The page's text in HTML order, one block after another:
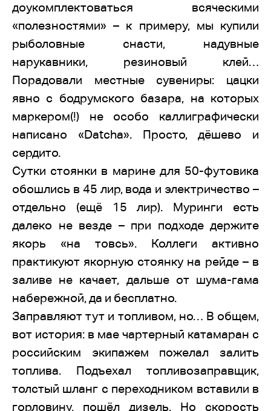
доукомплектоваться всяческими
«полезностями» – к примеру, мы купили
рыболовные снасти, надувные
нарукавники, резиновый клей…
Порадовали местные сувениры: цацки
явно с бодрумского базара, на которых
маркером(!) не особо каллиграфически
написано «Datcha». Просто, дёшево и
сердито.
Сутки стоянки в марине для 50-футовика
обошлись в 45 лир, вода и электричество –
отдельно (ещё 15 лир). Муринги есть
далеко не везде – при подходе держите
якорь «на товсь». Коллеги активно
практикуют якорную стоянку на рейде – в
заливе не качает, дальше от шума-гама
набережной, да и бесплатно.
Заправляют тут и топливом, но… В общем,
вот история: в мае чартерный катамаран с
российским экипажем пожелал залить
топлива. Подъехал топливозаправщик,
толстый шланг с переходником вставили в
горловину, пошёл дизель. Но скорость